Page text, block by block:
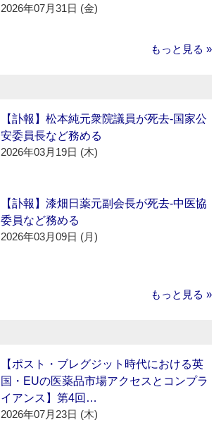
2026年07月31日 (金)
もっと見る »
【訃報】松本純元衆院議員が死去‐国家公
安委員長など務める
2026年03月19日 (木)
【訃報】漆畑日薬元副会長が死去‐中医協
委員など務める
2026年03月09日 (月)
もっと見る »
【ポスト・ブレグジット時代における英
国・EUの医薬品市場アクセスとコンプラ
イアンス】第4回…
2026年07月23日 (木)